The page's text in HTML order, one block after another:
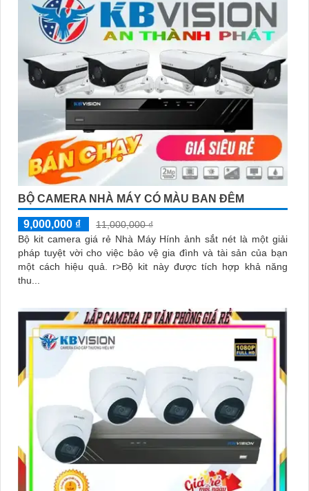
HDCVI 2MP hỗ trợ chất lượng hình ảnh cao. - Lens cố định
3.6mm. - Tầm quan sát hồng ngoại lên đến 20m. - Chống ngược
sáng Digital WDR, cân bằng sáng, chống nhiễu 3D. - Giá phải
chăng với chất lượng
Nhớ kiểm tra và lựa chọn sản phẩm phù hợp với nhu cầu sử
dụng và không gian lắp đặt của bạn. Bạn có thể tham khảo thêm
thông tin chi tiết và mua hàng tại các cửa hàng điện tử uy tín
hoặc cửa hàng thiết bị an ninh chuyên nghiệp. Chúc bạn tìm
được giải pháp an ninh phù hợp!
BỘ CAMERA NHÀ MÁY CÓ MÀU BAN ĐÊM
9,000,000 ₫
11,000,000 ₫
Bộ kit camera giá rẻ Nhà Máy Hính ảnh sắt nét là một giải
pháp tuyệt vời cho việc bảo vệ gia đình và tài sản của bạn
một cách hiệu quả. r>Bộ kit này được tích hợp khả năng
thu...